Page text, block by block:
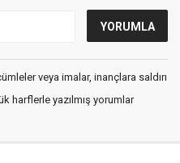
veya imalar, inançlara saldırı
harflerle yazılmış yorumlar